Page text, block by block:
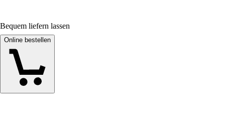
Bequem liefern lassen
Online bestellen